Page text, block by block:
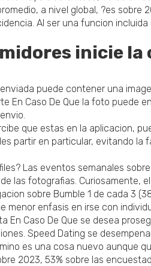
a nivel global, ?es sobre
Al ser una funcion
inicie
puede contener una
En Caso De Que la foto puede
que estas en la aplicacion,
partir en particular, evitando la
Las eventos semanales
las fotografias. Curiosamente,
sobre Bumble 1 de cada 3
menor enfasis en irse con
Caso De Que se desea
Speed Dating se
es una cosa nuevo aunque
2023, 53% sobre las